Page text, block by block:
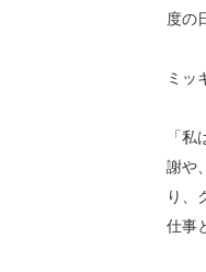
度の
ミッ
「
謝や
り、
仕事